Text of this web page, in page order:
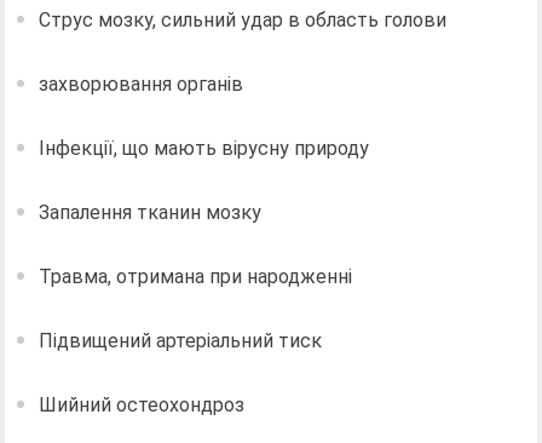
Струс мозку, сильний удар в область голови
захворювання органів
Інфекції, що мають вірусну природу
Запалення тканин мозку
Травма, отримана при народженні
Підвищений артеріальний тиск
Шийний остеохондроз